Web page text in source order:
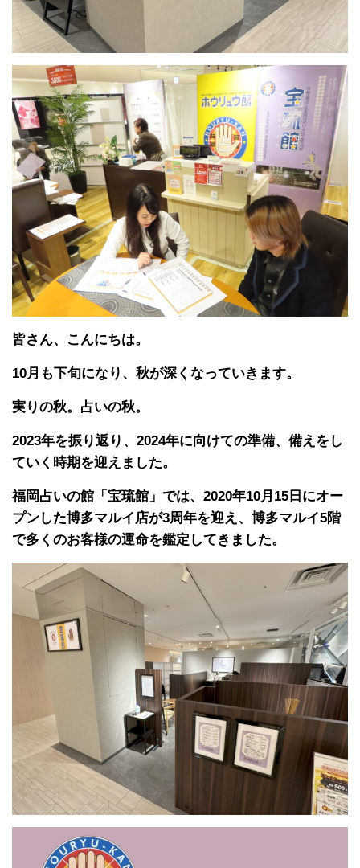
皆さん、こんにちは。
10月も下旬になり、秋が深くなっていきます。
実りの秋。占いの秋。
2023年を振り返り、2024年に向けての準備、備えをし
ていく時期を迎えました。
福岡占いの館「宝琉館」では、2020年10月15日にオー
プンした博多マルイ店が3周年を迎え、博多マルイ5階
で多くのお客様の運命を鑑定してきました。